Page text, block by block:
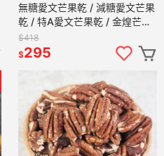
無糖愛文芒果乾 / 減糖愛文芒果
乾 / 特A愛文芒果乾 / 金煌芒果
隨身包 新鮮果乾 愛文芒果 芒果
乾 【甜園】
$418
$295